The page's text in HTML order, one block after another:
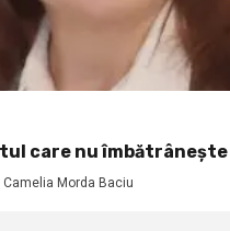
care nu îmbătrânește
Camelia Morda Baciu